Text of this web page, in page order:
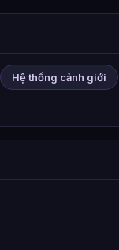
Hệ thống cảnh giới